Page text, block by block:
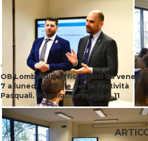
Articolo precedente
OB Lombardia: uffici chiusi da venerdì
7 a lunedì 10 aprile per le festività
Pasquali. Riapriranno martedì 11